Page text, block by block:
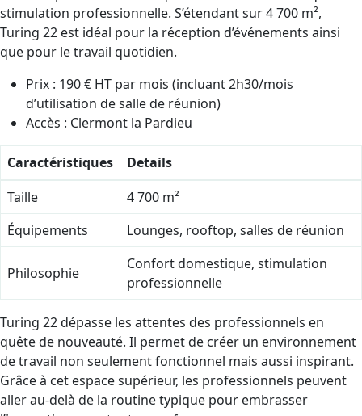
stimulation professionnelle. S’étendant sur 4 700 m²,
Turing 22 est idéal pour la réception d’événements ainsi
que pour le travail quotidien.
Prix : 190 € HT par mois (incluant 2h30/mois
d’utilisation de salle de réunion)
Accès : Clermont la Pardieu
Caractéristiques
Details
Taille
4 700 m²
Équipements
Lounges, rooftop, salles de réunion
Philosophie
Confort domestique, stimulation
professionnelle
Turing 22 dépasse les attentes des professionnels en
quête de nouveauté. Il permet de créer un environnement
de travail non seulement fonctionnel mais aussi inspirant.
Grâce à cet espace supérieur, les professionnels peuvent
aller au-delà de la routine typique pour embrasser